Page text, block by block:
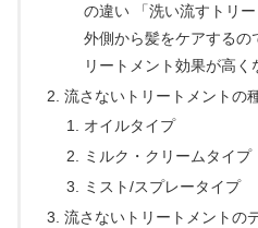
の違い 「洗い流すトリ
外側から髪をケアするの
リートメント効果が高く
流さないトリートメントの
オイルタイプ
ミルク・クリームタイプ
ミスト/スプレータイプ
流さないトリートメントの